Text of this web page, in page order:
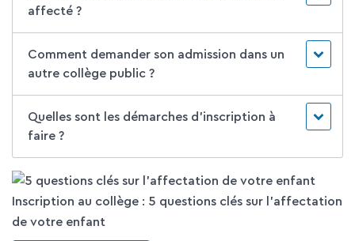
affecté ?
Comment demander son admission dans un
autre collège public ?
Quelles sont les démarches d'inscription à
faire ?
Inscription au collège : 5 questions clés sur l'affectation
de votre enfant